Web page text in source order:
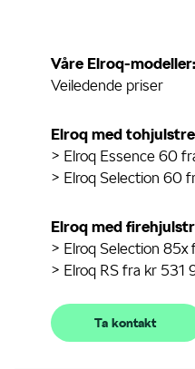
Våre Elroq-modeller:
Veiledende priser
Elroq med
> Elroq Essence 60
> Elroq Selection 60
Elroq med
> Elroq Selection
> Elroq RS fra kr 531
Ta kontakt